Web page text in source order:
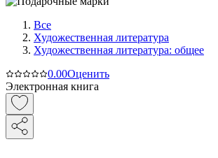
Все
Художественная литература
Художественная литература: общее
0.00Оценить
Электронная книга